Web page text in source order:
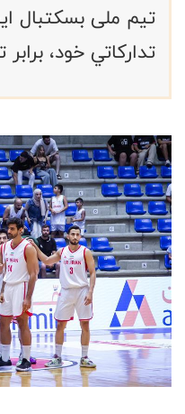
تیم ملی بسکتبال
تداركاتي خود،